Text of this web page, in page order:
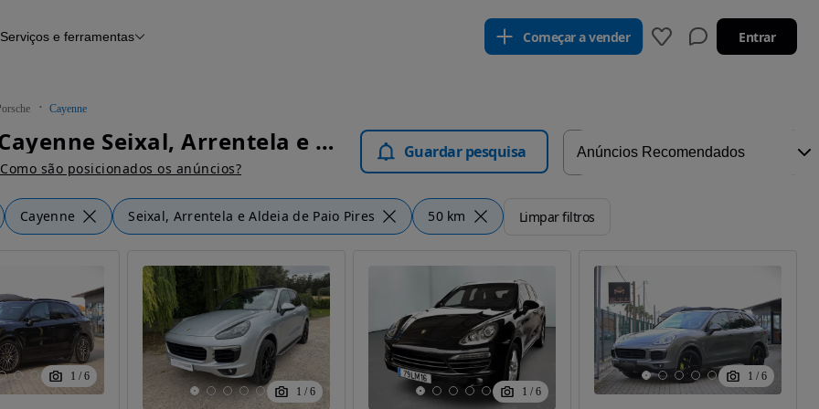
Histórico do veículo
Serviços e ferramentas Começar a vender Entrar
Cayenne
Porsche Cayenne Seixal, Arrentela e Aldeia de Paio Pires - Carros
Como são posicionados os anúncios?
Guardar pesquisa
Cayenne Seixal, Arrentela e Aldeia de Paio Pires 50 km Limpar filtros
1 / 6
1 / 6 1 / 6
1 / 6